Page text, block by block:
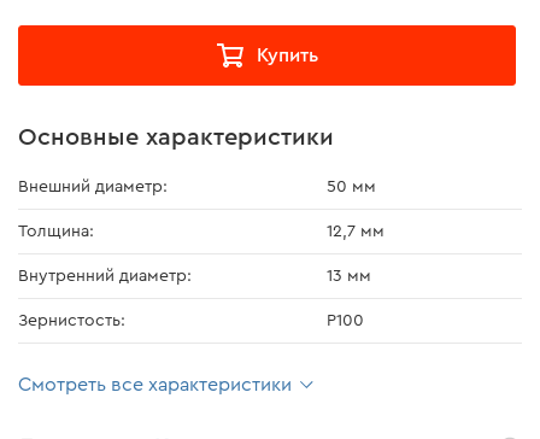
Купить
Основные характеристики
Внешний диаметр: 50 мм
Толщина: 12,7 мм
Внутренний диаметр: 13 мм
Зернистость: Р100
Смотреть все характеристики